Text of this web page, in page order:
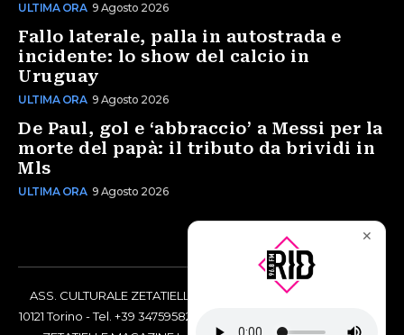
ULTIMA ORA 9 Agosto 2026
Fallo laterale, palla in autostrada e
incidente: lo show del calcio in
Uruguay
ULTIMA ORA 9 Agosto 2026
De Paul, gol e ‘abbraccio’ a Messi per la
morte del papà: il tributo da brividi in
Mls
ULTIMA ORA 9 Agosto 2026
ASS. CULTURALE ZETATIELLE OFF via Vittorio Amedeo II, 21 -
10121 Torino - Tel. +39 3475958238 - Codice Fiscale 97883690014
✕